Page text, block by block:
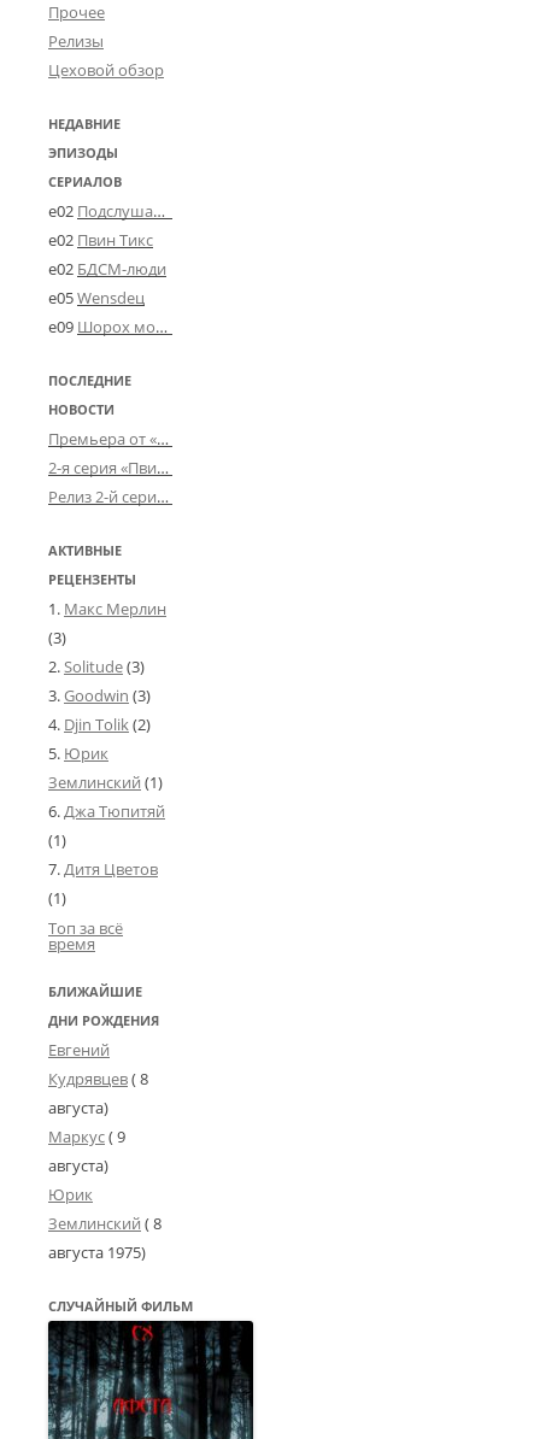
Прочее
Релизы
Цеховой обзор
НЕДАВНИЕ
ЭПИЗОДЫ
СЕРИАЛОВ
e02 Подслушано в Угличе
e02 Пвин Тикс
e02 БДСМ-люди
e05Wensdeц
e09 Шорох мозговины
ПОСЛЕДНИЕ
НОВОСТИ
Премьера от «Усталого королевства»: «Игорь начал»
2-я серия «Пвин Тикса» от 2-D
Релиз 2-й серии «БДСМ-людей» от «Аркада Фильм»
АКТИВНЫЕ
РЕЦЕНЗЕНТЫ
Макс Мерлин
(3)
Solitude(3)
Goodwin (3)
Djin Tolik(2)
Юрик
Землинский (1)
Джа Тюпитяй
(1)
Дитя Цветов
(1)
Топ за всё
время
БЛИЖАЙШИЕ
ДНИ РОЖДЕНИЯ
Евгений
Кудрявцев( 8
августа)
Маркус( 9
августа)
Юрик
Землинский (8
августа 1975)
СЛУЧАЙНЫЙ ФИЛЬМ